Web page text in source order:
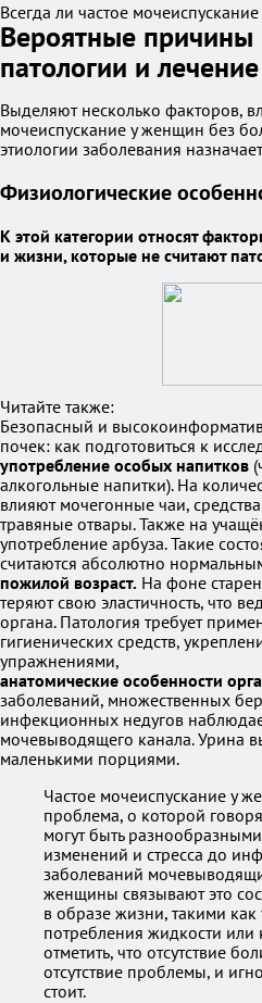
Всегда ли частое мочеиспускание
Вероятные причины
патологии и
Выделяют несколько факторов,
мочеиспускание у женщин без
этиологии заболевания
Физиологические
К этой категории относят
и жизни, которые не считают
Читайте также:
Безопасный и
почек: как подготовиться к
употребление особых напитков
алкогольные напитки). На
влияют мочегонные чаи,
травяные отвары. Также на
употребление арбуза. Такие
считаются абсолютно
пожилой возраст. На фоне
теряют свою эластичность, что
органа. Патология требует
гигиенических средств,
упражнениями,
анатомические особенности
заболеваний, множественных
инфекционных недугов
мочевыводящего канала. Урина
маленькими порциями.
Частое мочеиспускание у
проблема, о которой
могут быть
изменений и стресса до
заболеваний
женщины связывают это
в образе жизни, такими как
потребления жидкости
отметить, что отсутствие
отсутствие проблемы, и
стоит.